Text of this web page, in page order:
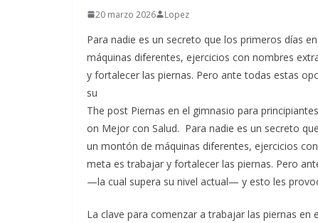
20 marzo 2026 Lopez
Para nadie es un secreto que los primeros días
máquinas diferentes, ejercicios con nombres
y fortalecer las piernas. Pero ante todas estas
su
The post Piernas en el gimnasio para
on Mejor con Salud. Para nadie es un secreto
un montón de máquinas diferentes, ejercicios
meta es trabajar y fortalecer las piernas. Pero
—la cual supera su nivel actual— y esto les
La clave para comenzar a trabajar las piernas en